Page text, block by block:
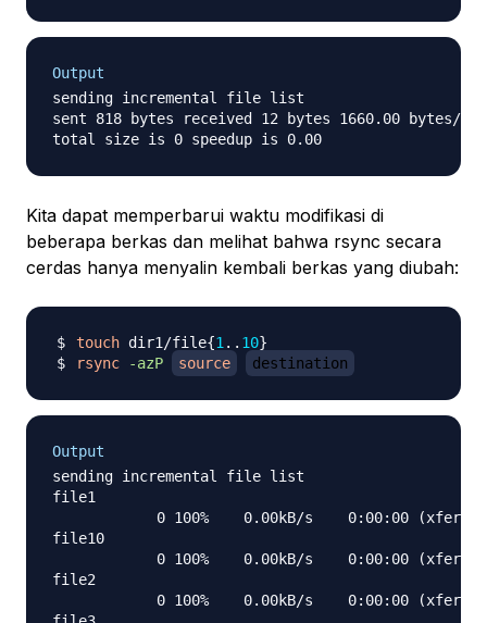
Output
sending incremental file list
sent 818 bytes received 12 bytes 1660.00 bytes/sec
Kita dapat memperbarui waktu modifikasi di
beberapa berkas dan melihat bahwa rsync secara
cerdas hanya menyalin kembali berkas yang diubah:
touch dir1/file{1.. 10}
rsync
-azP source destination
Output
sending incremental file list
file1
0 100%    0.00kB/s    0:00:00
file10
0 100%    0.00kB/s    0:00:00
file2
0 100%    0.00kB/s    0:00:00